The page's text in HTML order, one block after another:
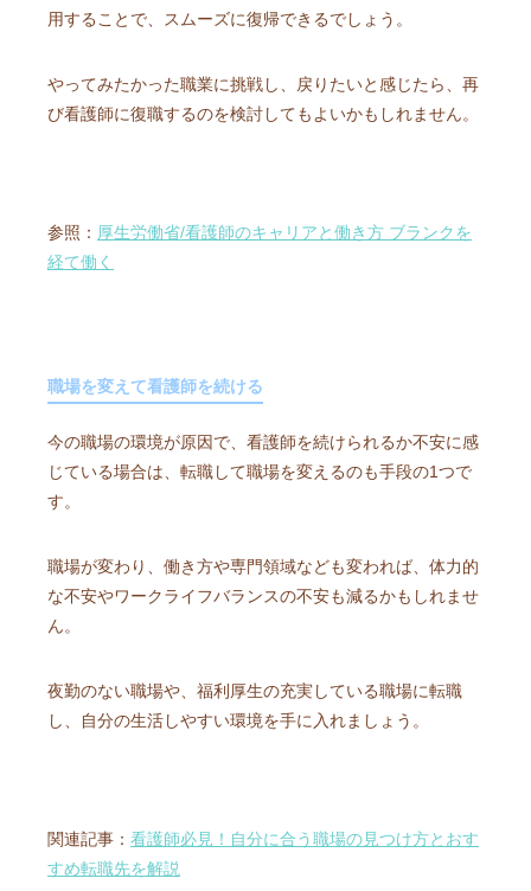
用することで、スムーズに復帰できるでしょう。
やってみたかった職業に挑戦し、戻りたいと感じたら、再
び看護師に復職するのを検討してもよいかもしれません。
参照： 厚生労働省/看護師のキャリアと働き方 ブランクを
経て働く
職場を変えて看護師を続ける
今の職場の環境が原因で、看護師を続けられるか不安に感
じている場合は、転職して職場を変えるのも手段の1つで
す。
職場が変わり、働き方や専門領域なども変われば、体力的
な不安やワークライフバランスの不安も減るかもしれませ
ん。
夜勤のない職場や、福利厚生の充実している職場に転職
し、自分の生活しやすい環境を手に入れましょう。
関連記事： 看護師必見！自分に合う職場の見つけ方とおす
すめ転職先を解説